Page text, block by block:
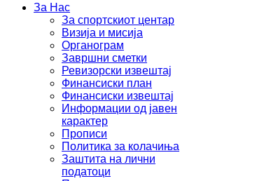
За Нас
За спортскиот центар
Визија и мисија
Органограм
Завршни сметки
Ревизорски извештај
Финансиски план
Финансиски извештај
Информации од јавен
карактер
Прописи
Политика за колачиња
Заштита на лични
податоци